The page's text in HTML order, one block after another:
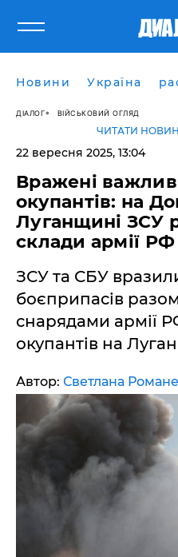
Новини Україна
ДІАЛОГ ВІЙСЬКОВИЙ ОГЛЯД
ЧИТАТИ
22 вересня 2025, 13:04
Вражені
окупантів: на
Луганщині ЗСУ
склади армії
ЗСУ та СБУ
боєприпасів
снарядами армії
окупантів на
Автор: Светлана